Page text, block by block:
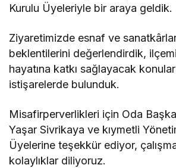
Kurulu Üyeleriyle bir araya geldik.
Ziyaretimizde esnaf ve
beklentilerini değerlendirdik,
hayatına katkı sağlayacak
istişarelerde bulunduk.
Misafirperverlikleri için Oda
Yaşar Sivrikaya ve kıymetli
Üyelerine teşekkür ediyor,
kolaylıklar diliyoruz.